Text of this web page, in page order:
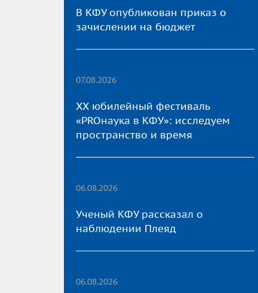
В КФУ опубликован приказ о
зачислении на бюджет
07.08.2026
XX юбилейный фестиваль
«PROнаука в КФУ»: исследуем
пространство и время
06.08.2026
Ученый КФУ рассказал о
наблюдении Плеяд
06.08.2026